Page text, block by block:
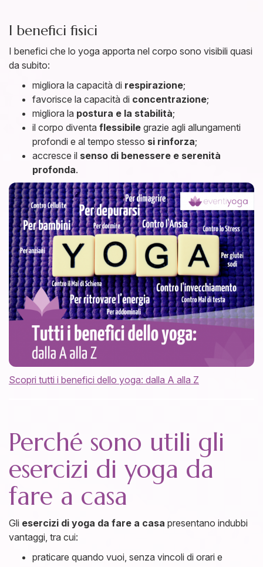
I benefici fisici
I benefici che lo yoga apporta nel corpo sono visibili quasi
da subito:
migliora la capacità di respirazione;
favorisce la capacità di concentrazione;
migliora la postura e la stabilità;
il corpo diventa flessibile grazie agli allungamenti
profondi e al tempo stesso si rinforza;
accresce il senso di benessere e serenità
profonda.
Scopri tutti i benefici dello yoga: dalla A alla Z
Perché sono utili gli
esercizi di yoga da
fare a casa
Gli esercizi di yoga da fare a casa presentano indubbi
vantaggi, tra cui:
praticare quando vuoi, senza vincoli di orari e